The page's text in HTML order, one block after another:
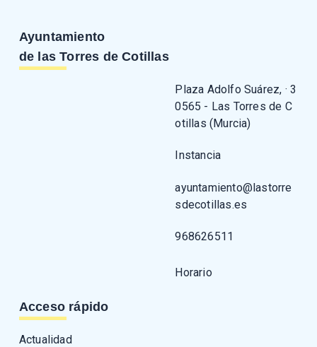
Ayuntamiento
de las Torres de Cotillas
Plaza Adolfo Suárez, · 3
0565 - Las Torres de C
otillas (Murcia)
Instancia
ayuntamiento@lastorre
sdecotillas.es
968626511
Horario
Acceso rápido
Actualidad